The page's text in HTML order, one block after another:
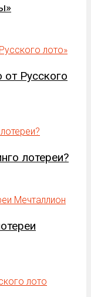
Русского
лотереи?